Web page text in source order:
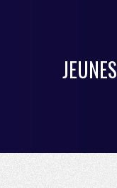
JEUNES